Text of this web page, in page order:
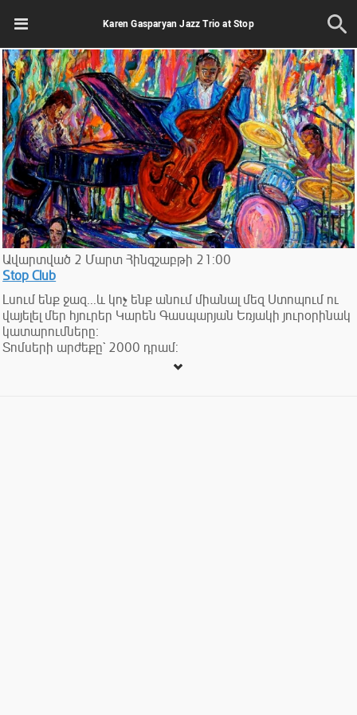
Karen Gasparyan Jazz Trio at Stop
Ավարտված 2 Մարտ Հինգշաբթի 21:00
Stop Club
Լսում ենք ջազ․․․և կոչ ենք անում միանալ մեզ Ստոպում ու
վայելել մեր հյուրեր Կարեն Գասպարյան Եռյակի յուրօրինակ
կատարումները։
Տոմսերի արժեքը` 2000 դրամ: